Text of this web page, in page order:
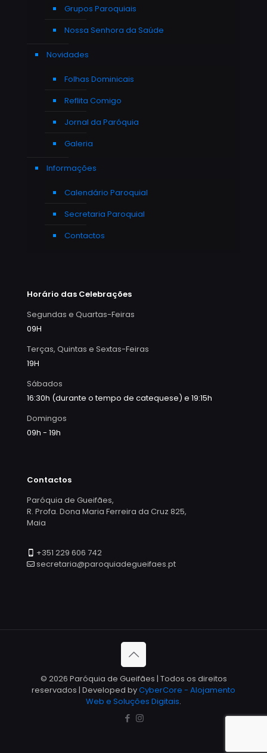
Grupos Paroquiais
Nossa Senhora da Saúde
Novidades
Folhas Dominicais
Reflita Comigo
Jornal da Paróquia
Galeria
Informações
Calendário Paroquial
Secretaria Paroquial
Contactos
Horário das Celebrações
Segundas e Quartas-Feiras
09H
Terças, Quintas e Sextas-Feiras
19H
Sábados
16:30h (durante o tempo de catequese) e 19:15h
Domingos
09h - 19h
Contactos
Paróquia de Gueifães,
R. Profa. Dona Maria Ferreira da Cruz 825,
Maia
+351 229 606 742
secretaria@paroquiadegueifaes.pt
© 2026 Paróquia de Gueifães | Todos os direitos
reservados | Developed byCyberCore - Alojamento
Web e Soluções Digitais.